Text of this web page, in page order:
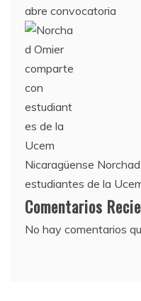
abre convocatoria
Nicaragüense
estudiantes de la
Comentarios
No hay comentarios